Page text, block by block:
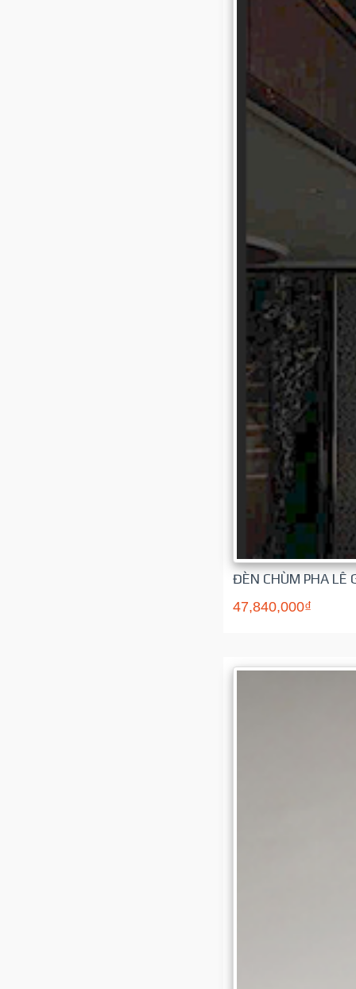
ĐÈN CHÙM PHA LÊ
47,840,000₫